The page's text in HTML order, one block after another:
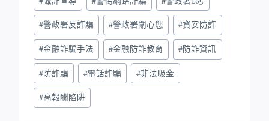
#警政署反詐騙 #警政署關心您 #資安防詐
#金融詐騙手法 #金融防詐教育 #防詐資訊
#防詐騙 #電話詐騙 #非法吸金
#高報酬陷阱